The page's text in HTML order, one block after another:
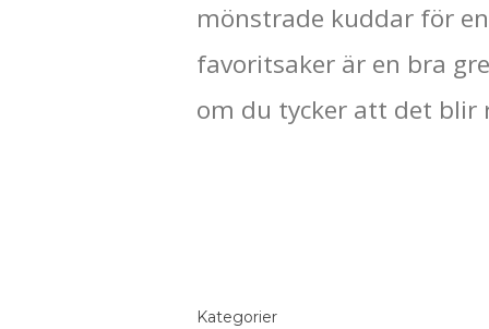
mönstrade kuddar för
favoritsaker är en bra
om du tycker att det blir
Kategorier